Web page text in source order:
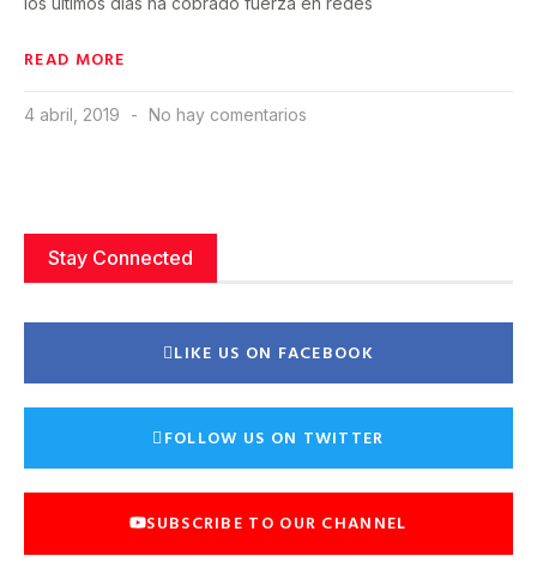
READ MORE
4 abril, 2019 No hay comentarios
Stay Connected
LIKE US ON FACEBOOK
FOLLOW US ON TWITTER
SUBSCRIBE TO OUR CHANNEL